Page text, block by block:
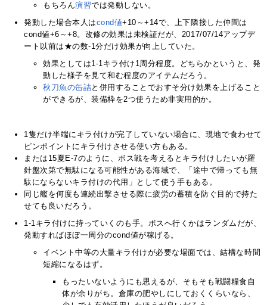
もちろん演習では発動しない。
発動した場合本人はcond値+10～+14で、上下隣接した仲間は
cond値+6～+8。改修の効果は未検証だが、2017/07/14アップデ
ート以前は★の数-1分だけ効果が向上していた。
効果としては1-1キラ付け1周分程度。どちらかというと、発
動した様子を見て和む程度のアイテムだろう。
秋刀魚の缶詰と併用することでおすそ分け効果を上げること
ができるが、装備枠を2つ使うため非実用的か。
1隻だけ半端にキラ付けが完了していない場合に、現地で食わせて
ピンポイントにキラ付けさせる使い方もある。
または15夏E-7のように、ボス戦を考えるとキラ付けしたいが羅
針盤次第で無駄になる可能性がある海域で、「途中で帰っても無
駄にならないキラ付けの代用」として使う手もある。
同じ艦を何度も連続出撃させる際に疲労の蓄積を防ぐ目的で持た
せても良いだろう。
1-1キラ付けに持っていくのも手。ボスへ行くかはランダムだが、
発動すればほぼ一周分のcond値が稼げる。
イベント中等の大量キラ付けが必要な場面では、結構な時間
短縮になるはず。
もったいないようにも思えるが、そもそも戦闘糧食自
体が余りがち。倉庫の肥やしにしておくくらいなら、